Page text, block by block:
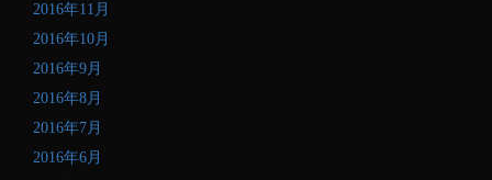
2016年11月
2016年10月
2016年9月
2016年8月
2016年7月
2016年6月